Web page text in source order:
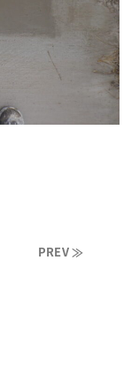
PREV ≫